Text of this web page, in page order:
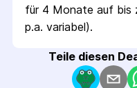
für 4 Monate auf bis
p.a. variabel).
Teile diesen